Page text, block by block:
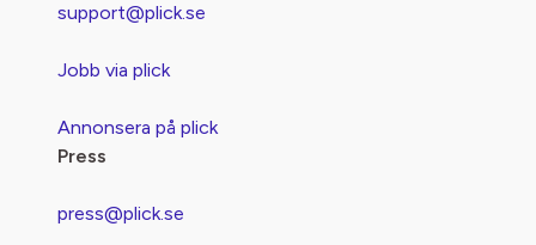
support@plick.se
Jobb via plick
Annonsera på plick
Press
press@plick.se